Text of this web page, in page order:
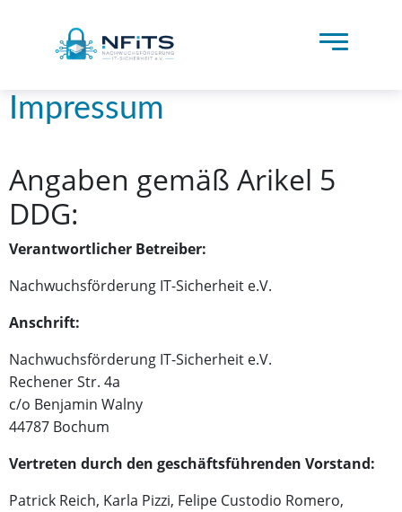
Impressum
Angaben gemäß Arikel 5
DDG:
Verantwortlicher Betreiber:
Nachwuchsförderung IT-Sicherheit e.V.
Anschrift:
Nachwuchsförderung IT-Sicherheit e.V.
Rechener Str. 4a
c/o Benjamin Walny
44787 Bochum
Vertreten durch den geschäftsführenden Vorstand:
Patrick Reich, Karla Pizzi, Felipe Custodio Romero,